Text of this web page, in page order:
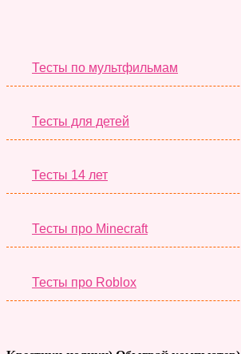
Тесты по мультфильмам
Тесты для детей
Тесты 14 лет
Тесты про Minecraft
Тесты про Roblox